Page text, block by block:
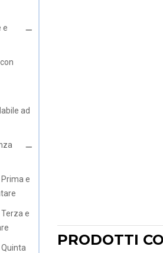
e
ad
Prima e
Terza e
Quinta
PRODOTTI